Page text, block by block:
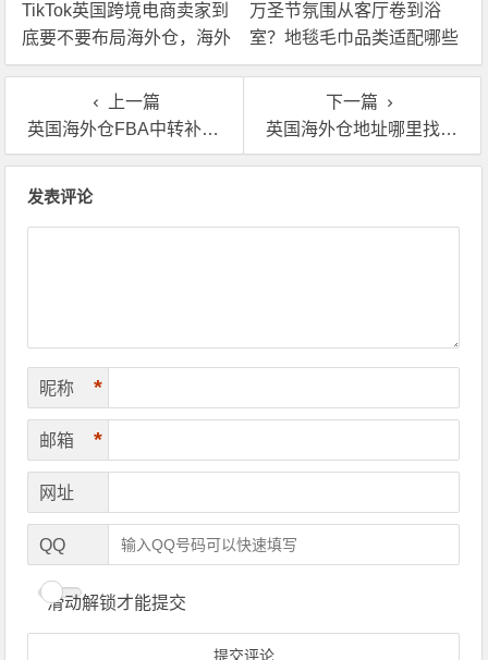
TikTok英国跨境电商卖家到
底要不要布局海外仓，海外
仓优势分析！
万圣节氛围从客厅卷到浴
室？地毯毛巾品类适配哪些
海外仓服务？
上一篇
英国海外仓FBA中转补货的这些坑，你一定要知道！
下一篇
英国海外仓地址哪里找？想了解海外仓服务费用？
发表评论
昵称 *
邮箱 *
网址
QQ
滑动解锁才能提交